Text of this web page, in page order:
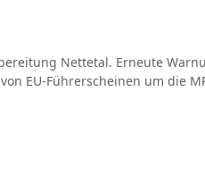
Nettetal. Erneute
EU-Führerscheinen um die